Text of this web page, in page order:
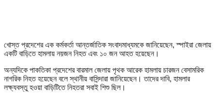
খোস্ত প্রদেশের এক কর্মকর্তা আন্তর্জাতিক সংবাদমাধ্যমকে জানিয়েছেন, স্পাইরা জেলায়
একটি বাড়িতে হামলায় নয়জন নিহত এবং ১০ জন আহত হয়েছেন।
অন্যদিকে পাকতিকা প্রদেশের বারমাল জেলায় পৃথক আরেক হামলায় চারজন বেসামরিক
নাগরিক নিহত হয়েছেন বলে স্থানীয় বাসিন্দারা জানিয়েছেন। তাদের দাবি, হামলার
লক্ষ্যবস্তু হওয়া বাড়িটিতে নিহতরা সবাই শিশু ছিল।